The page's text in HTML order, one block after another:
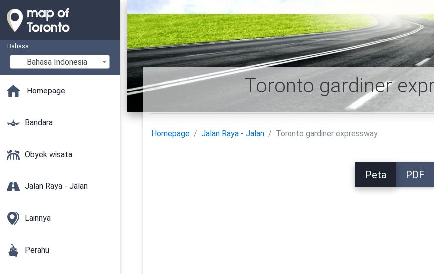
Bahasa
Bahasa Indonesia
Homepage
Bandara
Obyek wisata
Jalan Raya - Jalan
Lainnya
Perahu
Toronto gardiner
Homepage Jalan Raya - Jalan Toronto gardiner expressway
Peta PDF